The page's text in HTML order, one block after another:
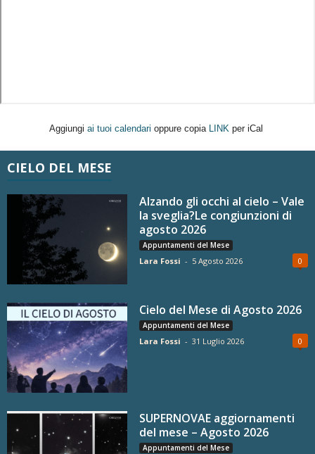
Aggiungi ai tuoi calendari oppure copia LINK per iCal
CIELO DEL MESE
Alzando gli occhi al cielo – Vale
la sveglia?Le congiunzioni di
agosto 2026
Appuntamenti del Mese
Lara Fossi - 5 Agosto 2026 0
Cielo del Mese di Agosto 2026
Appuntamenti del Mese
Lara Fossi - 31 Luglio 2026 0
SUPERNOVAE aggiornamenti
del mese – Agosto 2026
Appuntamenti del Mese